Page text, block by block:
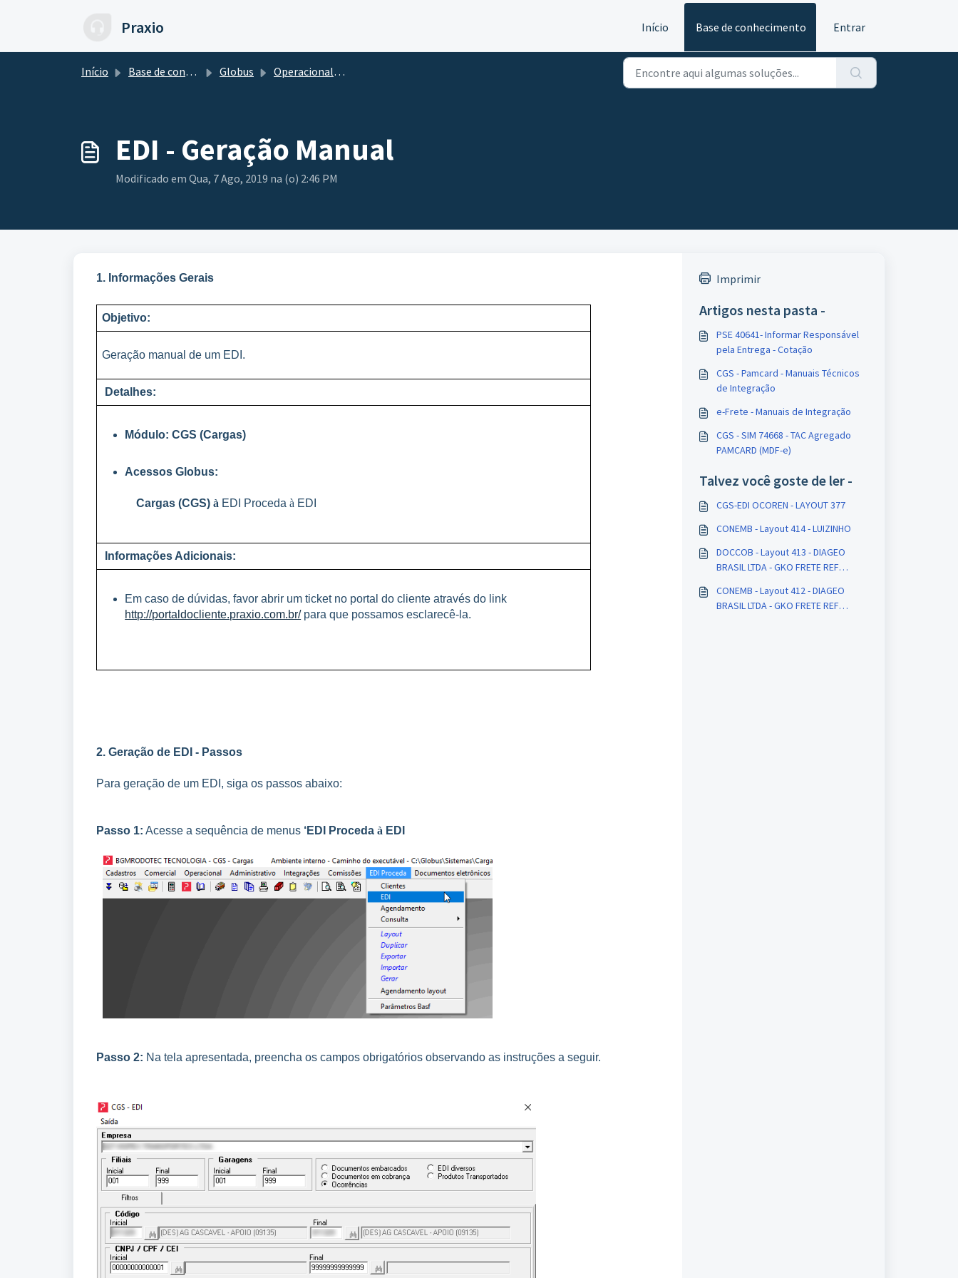
Praxio Início Base de conhecimento Entrar
Início Base de conhecimento Globus Operacional de Cargas
EDI - Geração Manual
Modificado em Qua, 7 Ago, 2019 na (o) 2:46 PM
1. Informações Gerais
Objetivo:
Geração manual de um EDI.
Detalhes:
Módulo: CGS (Cargas)
Acessos Globus:
Cargas (CGS)à EDI Procedaà EDI
Informações Adicionais:
Em caso de dúvidas, favor abrir um ticket no portal do cliente através do link
http://portaldocliente.praxio.com.br/para que possamos esclarecê-la.
2. Geração de EDI - Passos
Para geração de um EDI, siga os passos abaixo:
Passo 1: Acesse a sequência de menus ‘EDI Proceda à EDI
Passo 2: Na tela apresentada, preencha os campos obrigatórios observando as instruções a seguir.
Imprimir
Artigos nesta pasta -
PSE 40641- Informar Responsável
pela Entrega - Cotação
CGS - Pamcard - Manuais Técnicos
de Integração
e-Frete - Manuais de Integração
CGS - SIM 74668 - TAC Agregado
PAMCARD (MDF-e)
Talvez você goste de ler -
CGS-EDI OCOREN - LAYOUT 377
CONEMB - Layout 414 - LUIZINHO
DOCCOB - Layout 413 - DIAGEO
BRASIL LTDA - GKO FRETE REF
CONEMB - Layout 412 - DIAGEO
BRASIL LTDA - GKO FRETE REF